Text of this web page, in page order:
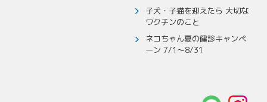
子犬・子猫を迎えたら 大切な
ワクチンのこと
ネコちゃん夏の健診キャンペ
ーン 7/1～8/31